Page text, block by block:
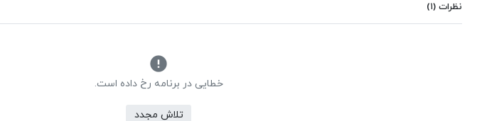
نظرات (۱)
خطایی در برنامه رخ داده است.
تلاش مجدد